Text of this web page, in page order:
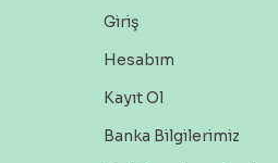
Giriş
Hesabım
Kayıt Ol
Banka Bilgilerimiz